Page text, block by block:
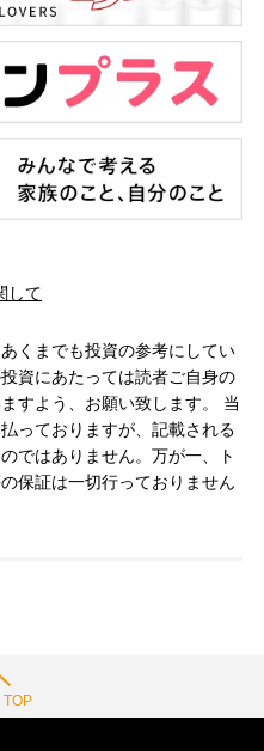
して
くまでも投資の参考にしてい
資にあたっては読者ご自身の
すよう、お願い致します。 当
っておりますが、記載される
ではありません。万が一、ト
保証は一切行っておりません
TOP